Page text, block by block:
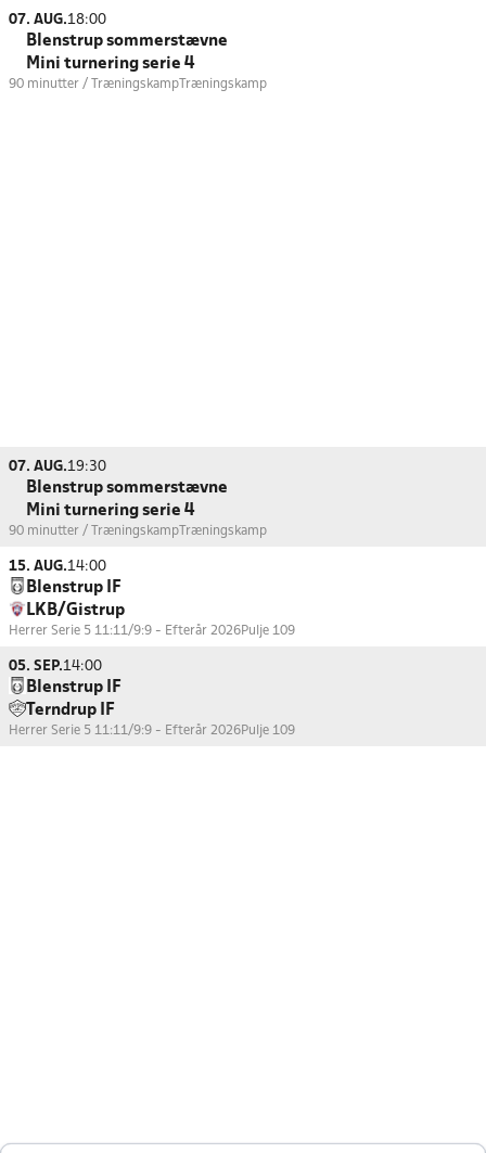
07. AUG.18:00
Blenstrup sommerstævne
Mini turnering serie 4
90 minutter / Træningskamp Træningskamp
07. AUG.19:30
Blenstrup sommerstævne
Mini turnering serie 4
90 minutter / Træningskamp Træningskamp
15. AUG.14:00
Blenstrup IF
LKB/Gistrup
Herrer Serie 5 11:11/9:9 - Efterår 2026Pulje 109
05. SEP.14:00
Blenstrup IF
Terndrup IF
Herrer Serie 5 11:11/9:9 - Efterår 2026Pulje 109